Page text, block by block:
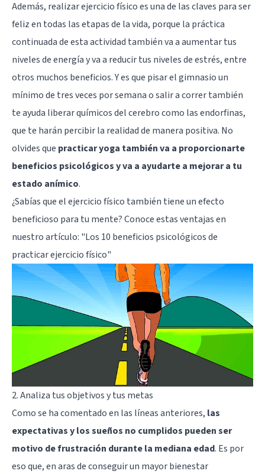
Además, realizar ejercicio físico es una de las claves para ser
feliz en todas las etapas de la vida, porque la práctica
continuada de esta actividad también va a aumentar tus
niveles de energía y va a reducir tus niveles de estrés, entre
otros muchos beneficios. Y es que pisar el gimnasio un
mínimo de tres veces por semana o salir a correr también
te ayuda liberar químicos del cerebro como las endorfinas,
que te harán percibir la realidad de manera positiva. No
olvides que practicar yoga también va a proporcionarte
beneficios psicológicos y va a ayudarte a mejorar a tu
estado anímico.
¿Sabías que el ejercicio físico también tiene un efecto
beneficioso para tu mente? Conoce estas ventajas en
nuestro artículo: "Los 10 beneficios psicológicos de
practicar ejercicio físico"
2. Analiza tus objetivos y tus metas
Como se ha comentado en las líneas anteriores, las
expectativas y los sueños no cumplidos pueden ser
motivo de frustración durante la mediana edad. Es por
eso que, en aras de conseguir un mayor bienestar